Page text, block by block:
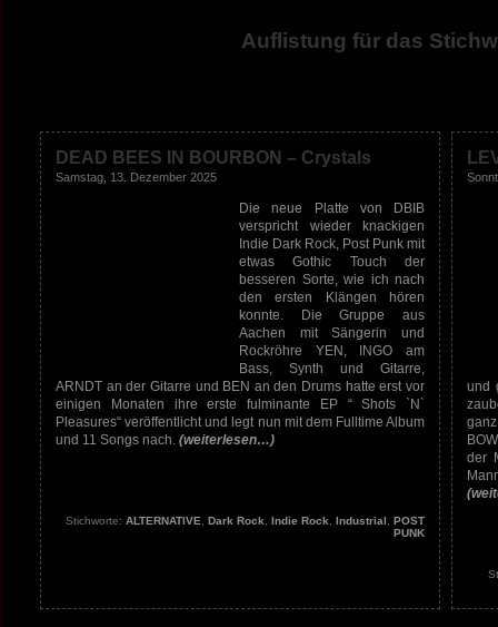
Auflistung für das
DEAD BEES IN BOURBON – Crystals
Samstag, 13. Dezember 2025
Die neue Platte von DBIB
verspricht wieder knackigen
Indie Dark Rock, Post Punk mit
etwas Gothic Touch der
besseren Sorte, wie ich nach
den ersten Klängen hören
konnte. Die Gruppe aus
Aachen mit Sängerin und
Rockröhre YEN, INGO am
Bass, Synth und Gitarre,
ARNDT an der Gitarre und BEN an den Drums hatte erst vor
einigen Monaten ihre erste fulminante EP “ Shots `N`
Pleasures“ veröffentlicht und legt nun mit dem Fulltime Album
und 11 Songs nach. (weiterlesen…)
Stichworte: ALTERNATIVE Dark Rock Indie Rock Industrial
POST
PUNK
und
der